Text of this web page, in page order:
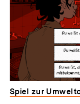
Spiel zur